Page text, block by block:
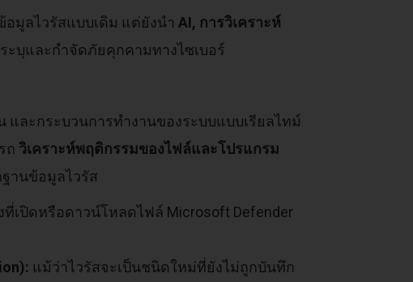
อมูลไวรัสแบบเดิม แต่ยังนำAI, การวิเคราะห์
ะบุและกำจัดภัยคุกคามทางไซเบอร์
ละกระบวนการทำงานของระบบแบบเรียลไทม์
ถวิเคราะห์พฤติกรรมของไฟล์และโปรแกรม
านข้อมูลไวรัส
ที่เปิดหรือดาวน์โหลดไฟล์ Microsoft Defender
แม้ว่าไวรัสจะเป็นชนิดใหม่ที่ยังไม่ถูกบันทึก